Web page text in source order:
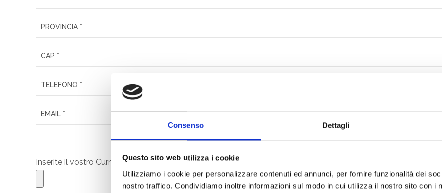
Consenso Dettagli
Questo sito web utilizza i cookie
Utilizziamo i cookie per personalizzare contenuti ed annunci, per fornire funzionalità dei
nostro traffico. Condividiamo inoltre informazioni sul modo in cui utilizza il nostro sito con i
Inserite il vostro Curriculum *